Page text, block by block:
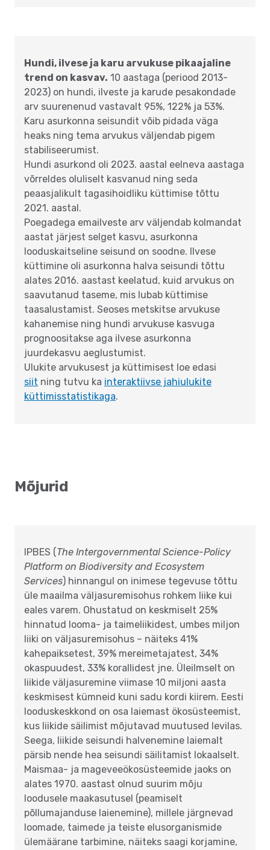
Hundi, ilvese ja karu arvukuse pikaajaline
trend on kasvav. 10 aastaga (periood 2013-
2023) on hundi, ilveste ja karude pesakondade
arv suurenenud vastavalt 95%, 122% ja 53%.
Karu asurkonna seisundit võib pidada väga
heaks ning tema arvukus väljendab pigem
stabiliseerumist.
Hundi asurkond oli 2023. aastal eelneva aastaga
võrreldes oluliselt kasvanud ning seda
peaasjalikult tagasihoidliku küttimise tõttu
2021. aastal.
Poegadega emailveste arv väljendab kolmandat
aastat järjest selget kasvu, asurkonna
looduskaitseline seisund on soodne. Ilvese
küttimine oli asurkonna halva seisundi tõttu
alates 2016. aastast keelatud, kuid arvukus on
saavutanud taseme, mis lubab küttimise
taasalustamist. Seoses metskitse arvukuse
kahanemise ning hundi arvukuse kasvuga
prognoositakse aga ilvese asurkonna
juurdekasvu aeglustumist.
Ulukite arvukusest ja küttimisest loe edasi
siit ning tutvu ka interaktiivse jahiulukite
küttimisstatistikaga.
Mõjurid
IPBES ( The Intergovernmental Science-Policy
Platform on Biodiversity and Ecosystem
Services) hinnangul on inimese tegevuse tõttu
üle maailma väljasuremisohus rohkem liike kui
eales varem. Ohustatud on keskmiselt 25%
hinnatud looma- ja taimeliikidest, umbes miljon
liiki on väljasuremisohus – näiteks 41%
kahepaiksetest, 39% mereimetajatest, 34%
okaspuudest, 33% korallidest jne. Üleilmselt on
liikide väljasuremine viimase 10 miljoni aasta
keskmisest kümneid kuni sadu kordi kiirem. Eesti
looduskeskkond on osa laiemast ökosüsteemist,
kus liikide säilimist mõjutavad muutused levilas.
Seega, liikide seisundi halvenemine laiemalt
pärsib nende hea seisundi säilitamist lokaalselt.
Maismaa- ja mageveeökosüsteemide jaoks on
alates 1970. aastast olnud suurim mõju
loodusele maakasutusel (peamiselt
põllumajanduse laienemine), millele järgnevad
loomade, taimede ja teiste elusorganismide
ülemäärane tarbimine, näiteks saagi korjamine,